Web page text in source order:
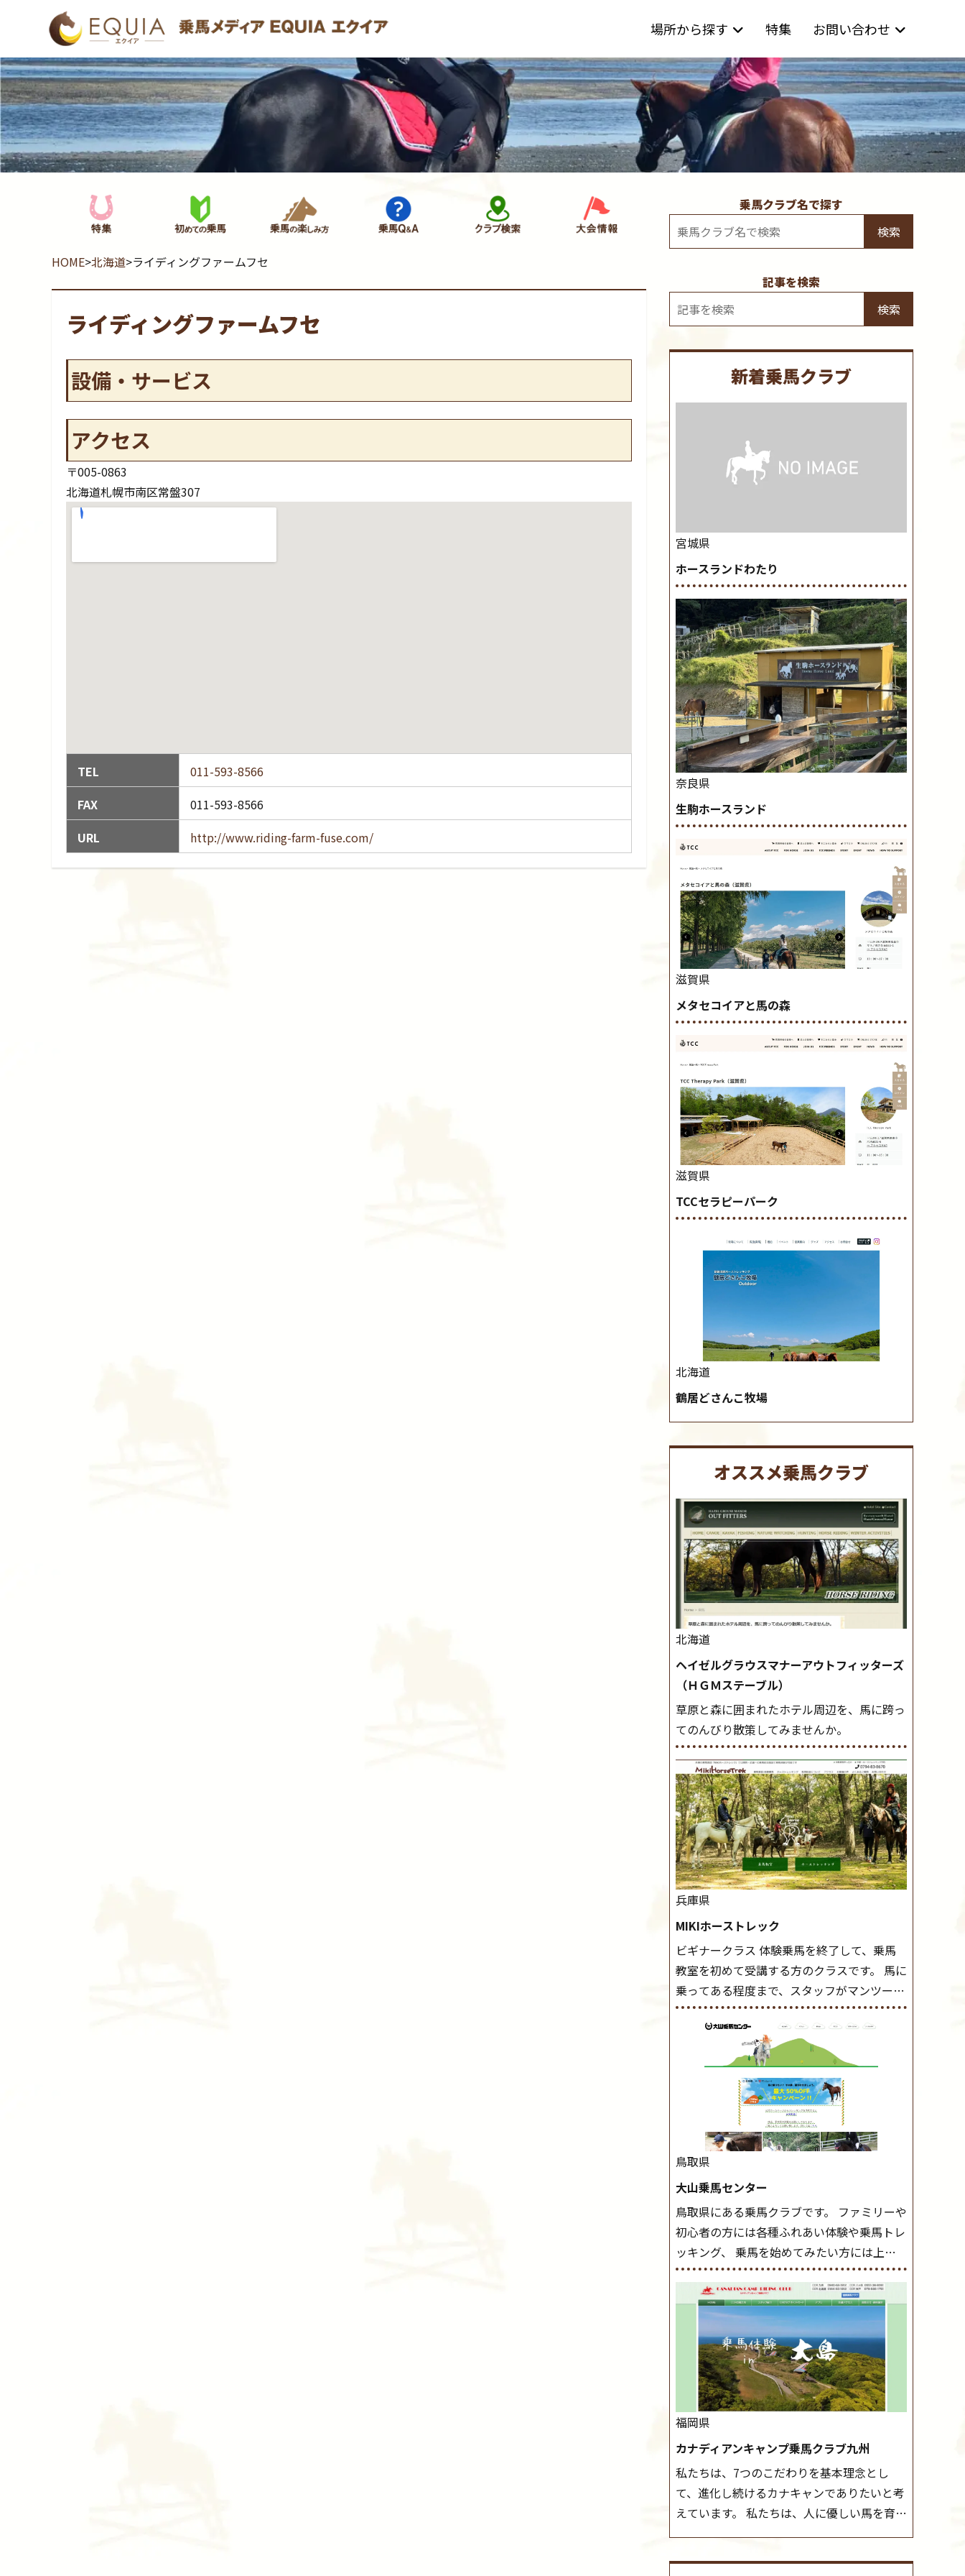
場所から探す 特集 お問い合わせ
HOME>北海道>ライディングファームフセ
ライディングファームフセ
設備・サービス
アクセス
〒005-0863
北海道札幌市南区常盤307
TEL
011-593-8566
FAX
011-593-8566
URL
http://www.riding-farm-fuse.com/
乗馬クラブ名で探す
検索
記事を検索
検索
新着乗馬クラブ
宮城県
ホースランドわたり
奈良県
生駒ホースランド
滋賀県
メタセコイアと馬の森
滋賀県
TCCセラピーパーク
北海道
鶴居どさんこ牧場
オススメ乗馬クラブ
北海道
ヘイゼルグラウスマナーアウトフィッターズ
（ＨＧＭステーブル）
草原と森に囲まれたホテル周辺を、馬に跨っ
てのんびり散策してみませんか。
兵庫県
MIKIホーストレック
ビギナークラス 体験乗馬を終了して、乗馬
教室を初めて受講する方のクラスです。 馬に
乗ってある程度まで、スタッフがマンツーマ
ンで指導します。 また、馬に乗るだけでな
く、馬の手入れや馬装（鞍などを装着する）
もこのクラスで把握し、「馬に触れること」
にも慣れていきましょう。 スタートクラス
ビギナークラスで単独で軽速歩(けいはやあ
し)ができるようになったら スタートクラス
へ。 グループレッスンで馬のスピードを調
整しながら 軽速歩・正反撞(せいはんどう)を
学びます。 安定した手綱操作と軽速歩・正反
撞ができるようになれば 駈歩(かけあし)練習
に入ります。 ホップクラス スタートクラス
で常歩(なみあし)や 速歩、駈歩の初歩をマス
ターしたら、 次は部班にて駈歩を含めた誘
導練習を行いましょう。 ステップクラス ホ
ップクラスまでに練習したまとめをします。
三種歩法をマスターし、ワンランク上の扶助
操作や誘導方法を身につけましょう。 注意
事項 ◆馬場使用状況により、使用する馬場
はこちらで決定いたしますのでご了承くださ
い ◆基本は雨天決行ですが、落雷・強風等
のより、安全上急遽中止させていただく場合
がございます。 ◆三木ホースランドパークの
協議会や講習会等により、一部レッスンが中
止になる場合がございます。 その際、ご予約
いただいている皆様には事前にご連絡いたし
ます。MIKIホーストレックのツアーはこち
ら
鳥取県
大山乗馬センター
鳥取県にある乗馬クラブです。 ファミリーや
初心者の方には各種ふれあい体験や乗馬トレ
ッキング、 乗馬を始めてみたい方には上達
レッスンやお試し会員など、 一般の方に幅
広くお楽しみいただける施設を目指していま
す。 また、お手軽（低価格）に会員になった
り自分の馬を持つことのできる乗馬クラブで
もあり、 健康や趣味、スポーツ競技として、
老若男女様々な方が、日々乗馬をお楽しみい
ただいています。 なお、ゴールデンウィーク
と夏休み期間中は無休で営業していますの
馬センターの紹介記事はこちら
福岡県
カナディアンキャンプ乗馬クラブ九州
私たちは、7つのこだわりを基本理念とし
て、進化し続けるカナキャンでありたいと考
えています。 私たちは、人に優しい馬を育て